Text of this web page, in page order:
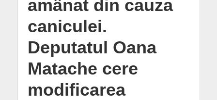
amânat din cauza
caniculei.
Deputatul Oana
Matache cere
modificarea